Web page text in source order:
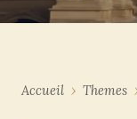
Accueil › Themes